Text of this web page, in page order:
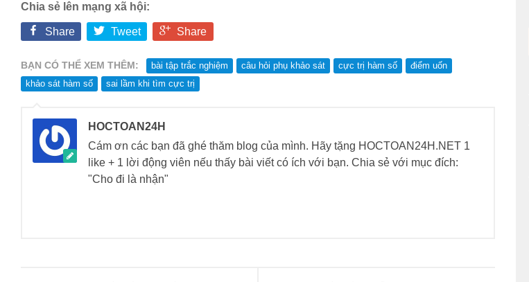
Chia sẻ lên mạng xã hội:
Share Tweet Share
BẠN CÓ THỂ XEM THÊM: bài tập trắc nghiệm câu hỏi phụ khảo sát cực trị hàm số
điểm uốn
khảo sát hàm số
sai lầm khi tìm cực trị
HOCTOAN24H
Cám ơn các bạn đã ghé thăm blog của mình. Hãy tặng HOCTOAN24H.NET 1
like + 1 lời động viên nếu thấy bài viết có ích với bạn. Chia sẻ với mục đích:
"Cho đi là nhận"